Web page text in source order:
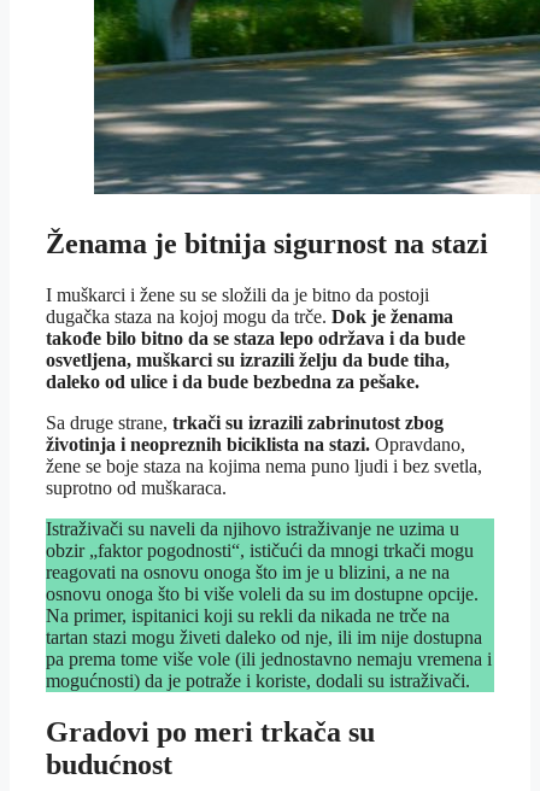
Ženama je bitnija sigurnost na stazi
I muškarci i žene su se složili da je bitno da postoji
dugačka staza na kojoj mogu da trče. Dok je ženama
takođe bilo bitno da se staza lepo održava i da bude
osvetljena, muškarci su izrazili želju da bude tiha,
daleko od ulice i da bude bezbedna za pešake.
Sa druge strane, trkači su izrazili zabrinutost zbog
životinja i neopreznih biciklista na stazi. Opravdano,
žene se boje staza na kojima nema puno ljudi i bez svetla,
suprotno od muškaraca.
Istraživači su naveli da njihovo istraživanje ne uzima u
obzir „faktor pogodnosti“, ističući da mnogi trkači mogu
reagovati na osnovu onoga što im je u blizini, a ne na
osnovu onoga što bi više voleli da su im dostupne opcije.
Na primer, ispitanici koji su rekli da nikada ne trče na
tartan stazi mogu živeti daleko od nje, ili im nije dostupna
pa prema tome više vole (ili jednostavno nemaju vremena i
mogućnosti) da je potraže i koriste, dodali su istraživači.
Gradovi po meri trkača su
budućnost